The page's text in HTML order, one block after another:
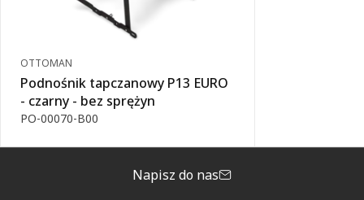
OTTOMAN
Podnośnik tapczanowy P13 EURO
- czarny - bez sprężyn
PO-00070-B00
Napisz do nas